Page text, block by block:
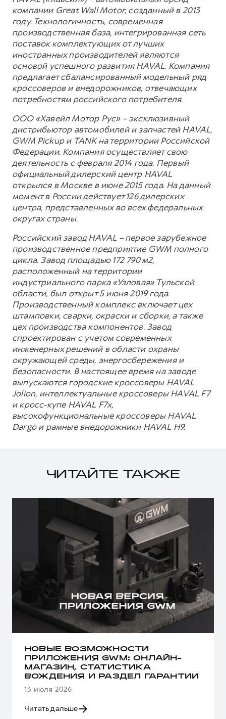
компании Great Wall Motor, созданный в 2013
году. Технологичность, современная
производственная база, интегрированная сеть
поставок комплектующих от лучших
иностранных производителей являются
основой успешного развития HAVAL. Компания
предлагает сбалансированный модельный ряд
кроссоверов и внедорожников, отвечающих
потребностям российского потребителя.
ООО «Хавейл Мотор Рус» – эксклюзивный
дистрибьютор автомобилей и запчастей HAVAL,
GWM Pickup и TANK на территории Российской
Федерации. Компания осуществляет свою
деятельность с февраля 2014 года. Первый
официальный дилерский центр HAVAL
открылся в Москве в июне 2015 года. На данный
момент в России действует 126 дилерских
центра, представленных во всех федеральных
округах страны.
Российский завод HAVAL – первое зарубежное
производственное предприятие GWM полного
цикла. Завод площадью 172 790 м2,
расположенный на территории
индустриального парка «Узловая» Тульской
области, был открыт 5 июня 2019 года.
Производственный комплекс включает цех
штамповки, сварки, окраски и сборки, а также
цех производства компонентов. Завод
спроектирован с учетом современных
инженерных решений в области охраны
окружающей среды, энергосбережения и
безопасности. В настоящее время на заводе
выпускаются городские кроссоверы HAVAL
Jolion, интеллектуальные кроссоверы HAVAL F7
и кросс-купе HAVAL F7x,
высокофункциональные кроссоверы HAVAL
Dargo и рамные внедорожники HAVAL H9.
ЧИТАЙТЕ ТАКЖЕ
НОВЫЕ ВОЗМОЖНОСТИ
ПРИЛОЖЕНИЯ GWM: ОНЛАЙН-
МАГАЗИН, СТАТИСТИКА
ВОЖДЕНИЯ И РАЗДЕЛ ГАРАНТИИ
13 июля 2026
Читать дальше